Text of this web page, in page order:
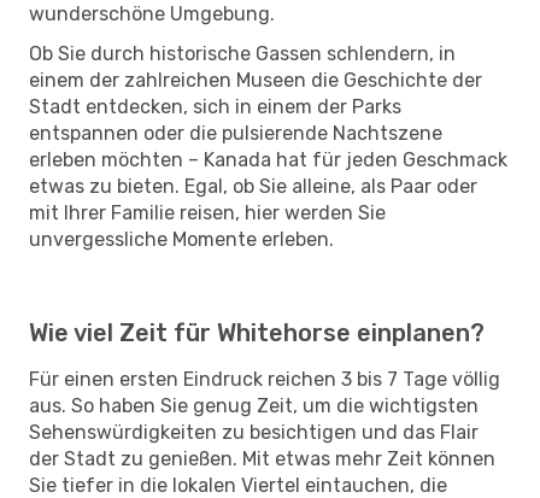
wunderschöne Umgebung.
Ob Sie durch historische Gassen schlendern, in
einem der zahlreichen Museen die Geschichte der
Stadt entdecken, sich in einem der Parks
entspannen oder die pulsierende Nachtszene
erleben möchten – Kanada hat für jeden Geschmack
etwas zu bieten. Egal, ob Sie alleine, als Paar oder
mit Ihrer Familie reisen, hier werden Sie
unvergessliche Momente erleben.
Wie viel Zeit für Whitehorse einplanen?
Für einen ersten Eindruck reichen 3 bis 7 Tage völlig
aus. So haben Sie genug Zeit, um die wichtigsten
Sehenswürdigkeiten zu besichtigen und das Flair
der Stadt zu genießen. Mit etwas mehr Zeit können
Sie tiefer in die lokalen Viertel eintauchen, die